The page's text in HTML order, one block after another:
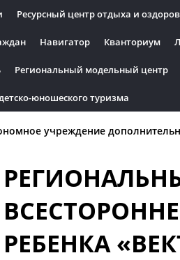
Ресурсный центр отдыха и
Навигатор Кванториум
Региональный модельный центр
юношеского туризма
учреждение
РЕБЕНКА